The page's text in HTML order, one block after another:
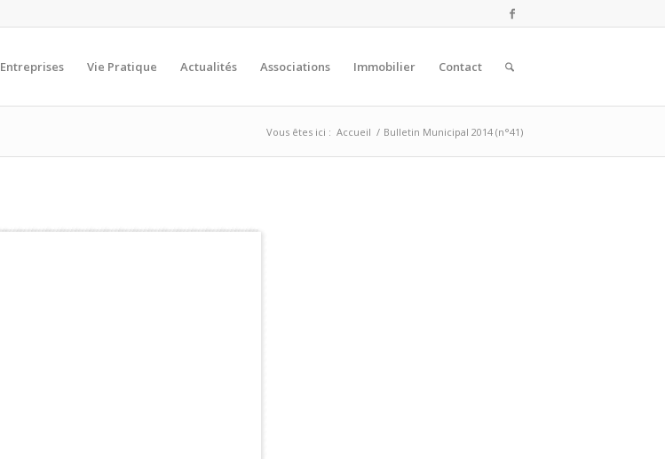
Entreprises Vie Pratique Actualités Associations Immobilier Contact
Vous êtes ici : Accueil / Bulletin Municipal 2014 (n°41)